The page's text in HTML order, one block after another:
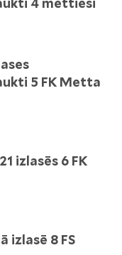
4 mettieši
5 FK Metta
izlasēs 6 FK
izlasē 8 FS